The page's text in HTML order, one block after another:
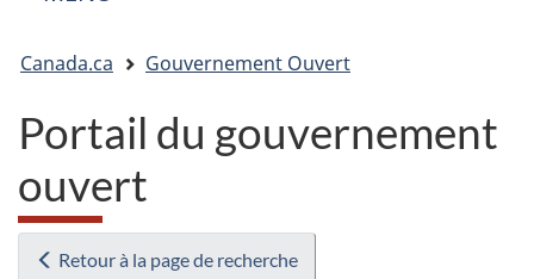
êtes
ici
Canada.ca Gouvernement Ouvert
Portail du gouvernement
ouvert
Retour à la page de recherche